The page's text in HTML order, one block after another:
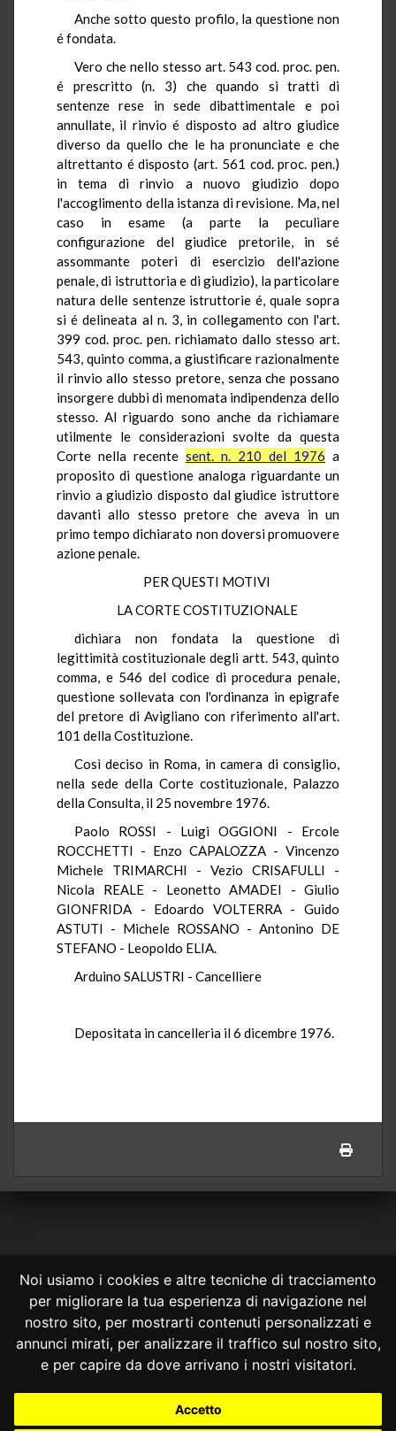
Noi usiamo i cookies e altre tecniche di tracciamento
per migliorare la tua esperienza di navigazione nel
nostro sito, per mostrarti contenuti personalizzati e
annunci mirati, per analizzare il traffico sul nostro sito,
e per capire da dove arrivano i nostri visitatori.
Accetto
Anche sotto questo profilo, la questione non
é fondata.
Vero che nello stesso art. 543 cod. proc. pen.
é prescritto (n. 3) che quando si tratti di
sentenze rese in sede dibattimentale e poi
annullate, il rinvio é disposto ad altro giudice
diverso da quello che le ha pronunciate e che
altrettanto é disposto (art. 561 cod. proc. pen.)
in tema di rinvio a nuovo giudizio dopo
l'accoglimento della istanza di revisione. Ma, nel
caso in esame (a parte la peculiare
configurazione del giudice pretorile, in sé
assommante poteri di esercizio dell'azione
penale, di istruttoria e di giudizio), la particolare
natura delle sentenze istruttorie é, quale sopra
si é delineata al n. 3, in collegamento con l'art.
399 cod. proc. pen. richiamato dallo stesso art.
543, quinto comma, a giustificare razionalmente
il rinvio allo stesso pretore, senza che possano
insorgere dubbi di menomata indipendenza dello
stesso. Al riguardo sono anche da richiamare
utilmente le considerazioni svolte da questa
Corte nella recente sent. n. 210 del 1976 a
proposito di questione analoga riguardante un
rinvio a giudizio disposto dal giudice istruttore
davanti allo stesso pretore che aveva in un
primo tempo dichiarato non doversi promuovere
azione penale.
PER QUESTI MOTIVI
LA CORTE COSTITUZIONALE
dichiara non fondata la questione di
legittimità costituzionale degli artt. 543, quinto
comma, e 546 del codice di procedura penale,
questione sollevata con l'ordinanza in epigrafe
del pretore di Avigliano con riferimento all'art.
101 della Costituzione.
Così deciso in Roma, in camera di consiglio,
nella sede della Corte costituzionale, Palazzo
della Consulta, il 25 novembre 1976.
Paolo ROSSI - Luigi OGGIONI - Ercole
ROCCHETTI - Enzo CAPALOZZA - Vincenzo
Michele TRIMARCHI - Vezio CRISAFULLI -
Nicola REALE - Leonetto AMADEI - Giulio
GIONFRIDA - Edoardo VOLTERRA - Guido
ASTUTI - Michele ROSSANO - Antonino DE
STEFANO - Leopoldo ELIA.
Arduino SALUSTRI - Cancelliere
Depositata in cancelleria il 6 dicembre 1976.
CONSULTA ONLINE DAL 1995 -NOTE LEGALI
Consulta OnLine non ha prodotto e non è responsabile per i contenuti e
le informazioni legali di siti collegati.
costituisce una relazione di consulenza legale.
Nessuno deve confidare o agire in base alle informazioni disponibili in